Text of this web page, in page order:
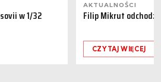
w 1/32
AKTUALNOŚCI
Filip Mikrut
CZYTAJ WIĘCEJ